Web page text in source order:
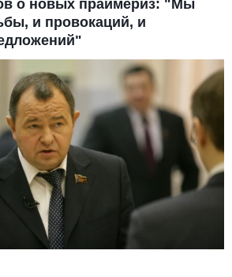
о новых праймериз: "Мы
и провокаций, и